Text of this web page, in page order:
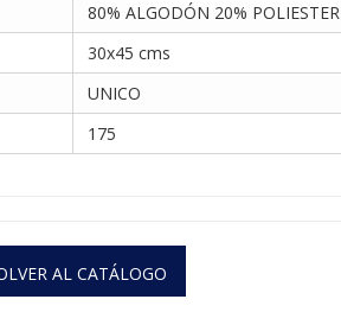
80% ALGODÓN 20% POLIESTER
30x45 cms
UNICO
175
AL CATÁLOGO